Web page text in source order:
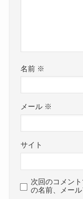
名前 ※
メール ※
サイト
次回のコメン
の名前、メー